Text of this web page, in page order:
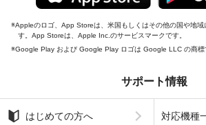
Appleのロゴ、App Storeは、米国もしくはその他の国や地
す。App Storeは、Apple Inc.のサービスマークです。
Google Play および Google Play ロゴは Google LLC の商標
サポート情報
はじめての方へ 対応機種